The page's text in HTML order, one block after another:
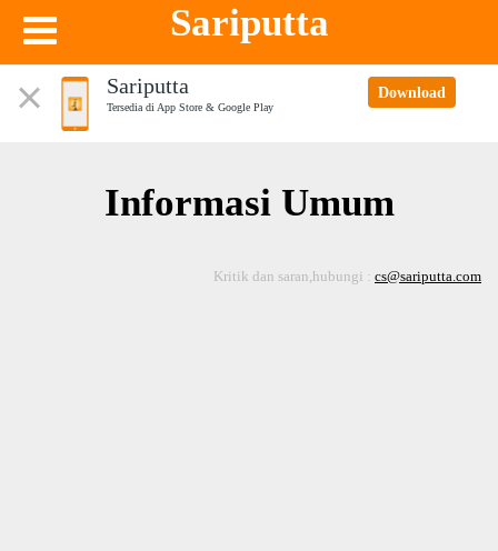
Sariputta
Sariputta
Tersedia di App Store & Google Play
Download
Informasi Umum
Kritik dan saran,hubungi : cs@sariputta.com